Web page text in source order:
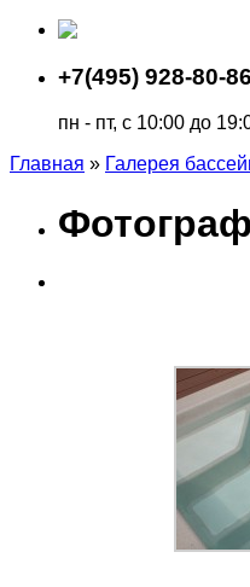
+7(495) 928-80-86
пн - пт, с 10:00 до
Главная » Галерея